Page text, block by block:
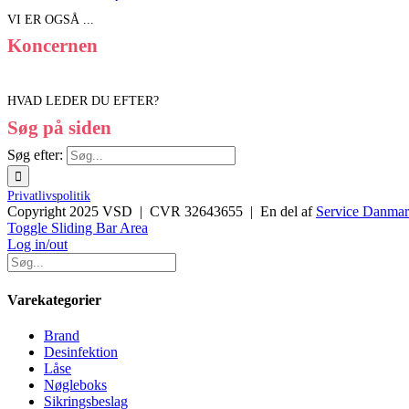
VI ER OGSÅ ...
Koncernen
HVAD LEDER DU EFTER?
Søg på siden
Søg efter:
Privatlivspolitik
Copyright 2025 VSD | CVR 32643655 | En del af Service
Toggle Sliding Bar Area
Log in/out
Varekategorier
Brand
Desinfektion
Låse
Nøgleboks
Sikringsbeslag